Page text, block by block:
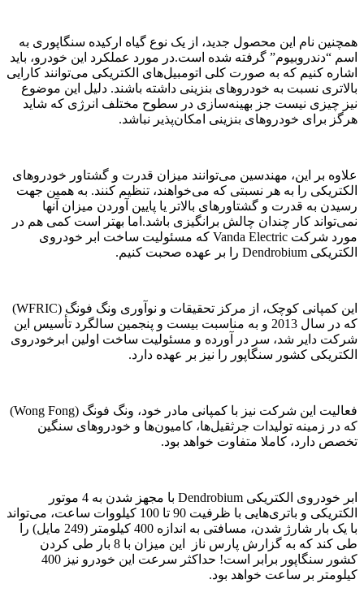
همچنین نام این محصول جدید، از یک نوع گیاه ارکیده سنگاپوری به
اسم “دندروبیوم” گرفته شده است.در مورد عملکرد این خودرو، باید
اشاره کنیم که به صورت کلی اتومبیل‌های الکتریکی می‌توانند کارایی
بالاتری نسبت به خودروهای بنزینی داشته باشند. دلیل این موضوع
نیز چیزی نیست جز بهینه‌سازی در سطوح مختلف انرژی که شاید
هرگز برای خودروهای بنزینی امکان‌پذیر نباشد.
علاوه بر این، مهندسین می‌توانند میزان قدرت و گشتاور خودروهای
الکتریکی را به هر نسبتی که می‌خواهند، تنظیم کنند. به همین جهت
رسیدن به قدرت و گشتاورهای بالاتر یا پایین آوردن میزان آنها
نمی‌تواند کار چندان چالش برانگیزی باشد.اما بهتر است کمی هم در
مورد شرکت Vanda Electric که مسئولیت ساخت ابر خودروی
الکتریکی Dendrobium را بر عهده صحبت کنیم.
این کمپانی کوچک، از مرکز تحقیقات و نوآوری ونگ فونگ (WFRIC)
که در سال 2013 و به مناسبت بیست و پنجمین سالگرد تأسیس این
شرکت دایر شد، سر در آورده و مسئولیت ساخت اولین ابرخودروی
الکتریکی کشور سنگاپور را نیز بر عهده دارد.
فعالیت این شرکت نیز با کمپانی مادر خود، ونگ فونگ (Wong Fong)
که در زمینه تولیدات جرثقیل‌ها، کامیون‌ها و خودروهای سنگین
تخصص دارد، کاملا متفاوت خواهد بود.
ابر خودروی الکتریکی Dendrobium با مجهز شدن به 4 موتور
الکتریکی و باتری‌هایی با ظرفیت 90 تا 100 کیلووات ساعت، می‌تواند
با یک بار شارژ شدن، مسافتی به اندازه 400 کیلومتر (249 مایل) را
طی کند که به گزارش پارس ناز این میزان با 8 بار طی کردن
کشور سنگاپور برابر است! حداکثر سرعت این خودرو نیز 400
کیلومتر بر ساعت خواهد بود.